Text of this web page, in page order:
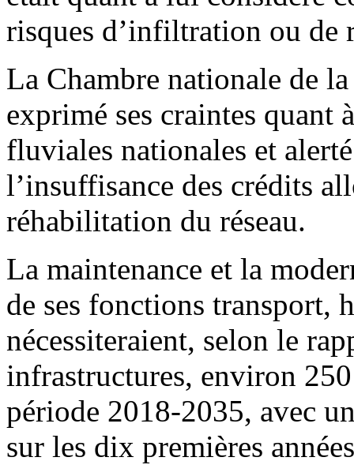
risques d’infiltration ou de
La Chambre nationale de
exprimé ses craintes quant
fluviales nationales et
l’insuffisance des crédits
réhabilitation du réseau.
La maintenance et la
de ses fonctions transport,
nécessiteraient, selon le
infrastructures, environ
période 2018-2035, avec
sur les dix premières